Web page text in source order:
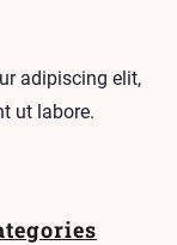
adipiscing elit,
ut labore.